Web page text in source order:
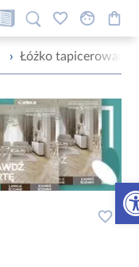
› Łóżko tapicerowane